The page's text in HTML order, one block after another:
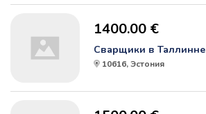
1400.00 €
Сварщики в Таллинне
10616, Эстония